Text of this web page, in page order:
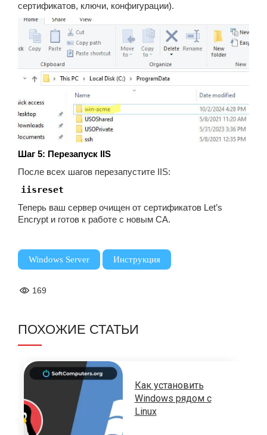
сертификатов, ключи, конфигурации).
Шаг 5: Перезапуск IIS
После всех шагов перезапустите IIS:
iisreset
Теперь ваш сервер очищен от сертификатов Let’s
Encrypt и готов к работе с новым CA.
Windows Server Инструкция
169
ПОХОЖИЕ СТАТЬИ
Как установить
Windows рядом с
Linux